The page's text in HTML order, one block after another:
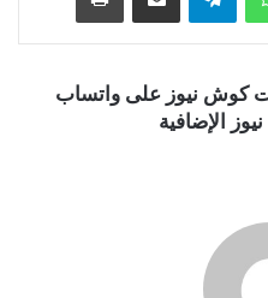
كوش نيوز على واتساب
الإضافية